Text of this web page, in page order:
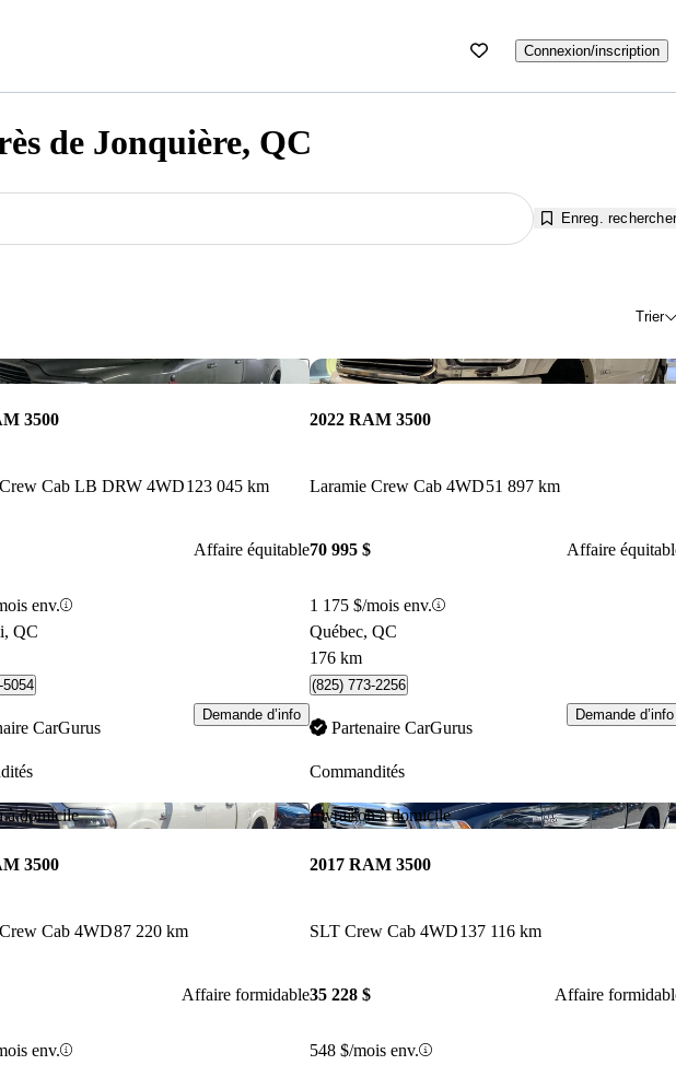
Connexion/inscription
de Jonquière, QC
Enreg. rechercher
Trier
annonce Enregistrer cette annonce
3500
Cab LB DRW 4WD123 045 km
Affaire équitable
env.
QC
5054
CarGurus
Demande d’info
2022 RAM 3500
Laramie Crew Cab 4WD51 897 km
70 995 $ Affaire
1 175 $/mois env.
Québec, QC
176 km
(825) 773-2256
Partenaire CarGurus
Demande d’info
Commandités
annonce
à domicile Enregistrer cette annonce
3500
Cab 4WD87 220 km
Affaire formidable
env.
Livraison à domicile
2017 RAM 3500
SLT Crew Cab 4WD137 116 km
35 228 $ Affaire
548 $/mois env.